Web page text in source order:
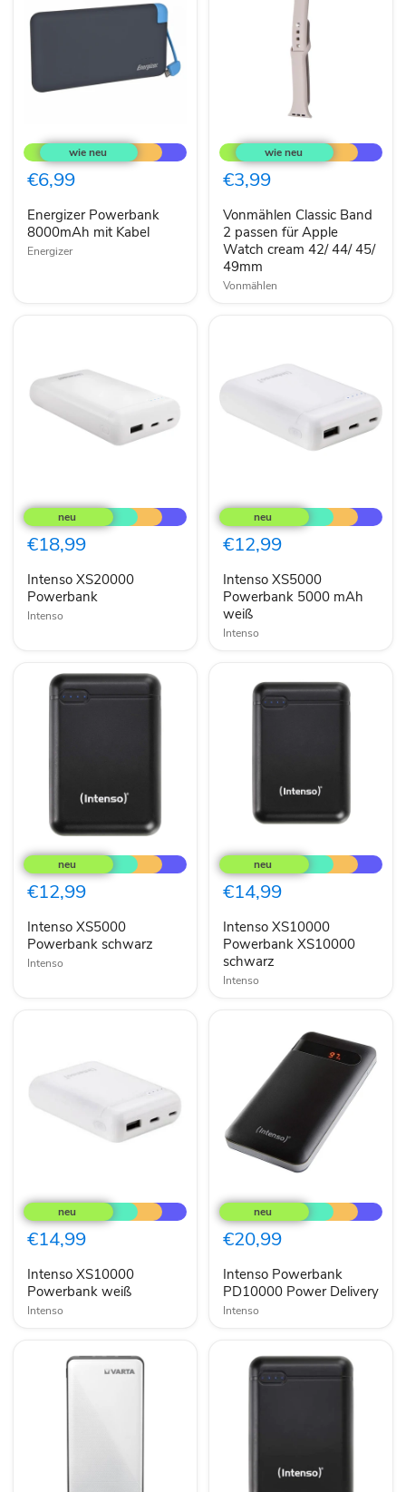
Powerbank
8000mAh
mit
Kabel
€6,99
Energizer Powerbank
8000mAh mit Kabel
Energizer
Classic
Band
2
passen
Apple
Watch
cream
42/
44/
45/
€3,99
Vonmählen Classic Band
2 passen für Apple
Watch cream 42/ 44/ 45/
49mm
Vonmählen
XS20000
Powerbank
€18,99
Intenso XS20000
Powerbank
Intenso
XS5000
Powerbank
5000
mAh
€12,99
Intenso XS5000
Powerbank 5000 mAh
weiß
Intenso
XS5000
Powerbank
schwarz
€12,99
Intenso XS5000
Powerbank schwarz
Intenso
XS10000
Powerbank
XS10000
schwarz
€14,99
Intenso XS10000
Powerbank XS10000
schwarz
Intenso
XS10000
Powerbank
weiß
€14,99
Intenso XS10000
Powerbank weiß
Intenso
Powerbank
PD10000
Power
Delivery
€20,99
Intenso Powerbank
PD10000 Power Delivery
Intenso